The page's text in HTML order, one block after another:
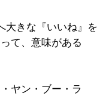
大きな『いいね』を
て、意味がある
ヤン・ブー・ラ